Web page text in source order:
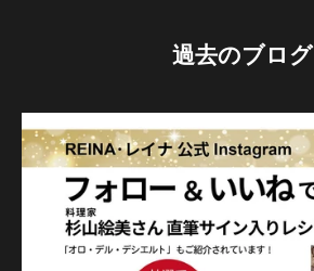
過去のブログ